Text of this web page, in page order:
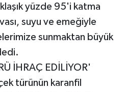
yüzde 95'i katma
suyu ve emeğiyle
sunmaktan büyük
İHRAÇ EDİLİYOR'
türünün karanfil